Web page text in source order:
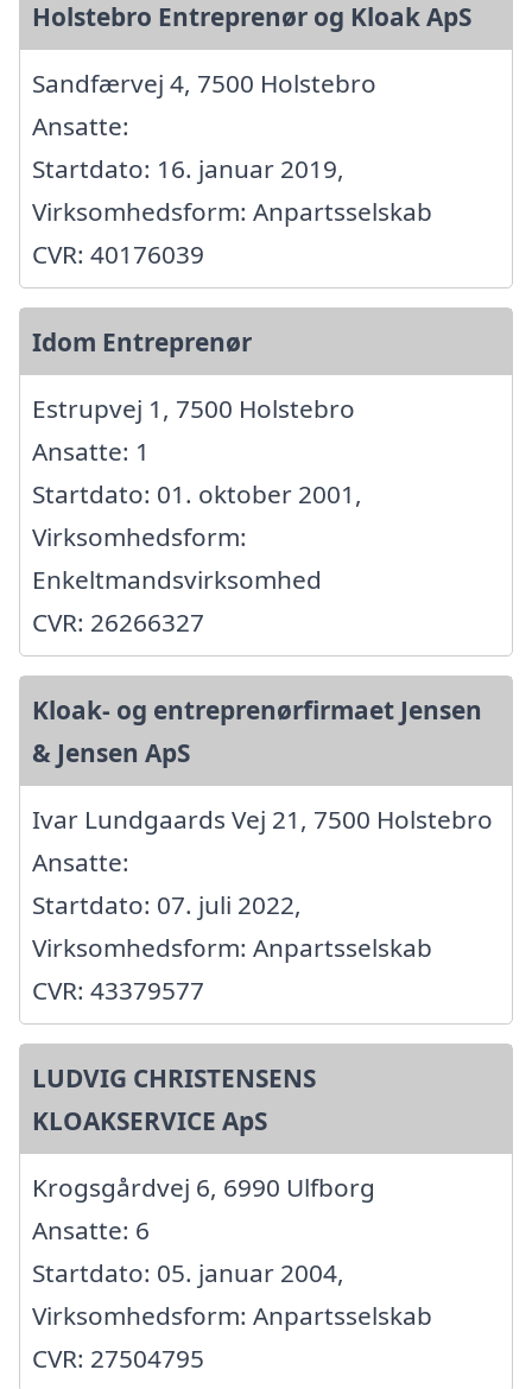
Holstebro Entreprenør og Kloak ApS
Sandfærvej 4, 7500 Holstebro
Ansatte:
Startdato: 16. januar 2019,
Virksomhedsform: Anpartsselskab
CVR: 40176039
Idom Entreprenør
Estrupvej 1, 7500 Holstebro
Ansatte: 1
Startdato: 01. oktober 2001,
Virksomhedsform:
Enkeltmandsvirksomhed
CVR: 26266327
Kloak- og entreprenørfirmaet Jensen
& Jensen ApS
Ivar Lundgaards Vej 21, 7500 Holstebro
Ansatte:
Startdato: 07. juli 2022,
Virksomhedsform: Anpartsselskab
CVR: 43379577
LUDVIG CHRISTENSENS
KLOAKSERVICE ApS
Krogsgårdvej 6, 6990 Ulfborg
Ansatte: 6
Startdato: 05. januar 2004,
Virksomhedsform: Anpartsselskab
CVR: 27504795